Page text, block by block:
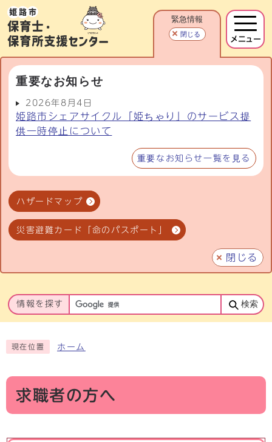
緊急情報
閉じる
重要なお知らせ
2026年8月4日
姫路市シェアサイクル「姫ちゃり」のサービス提
供一時停止について
重要なお知らせ一覧を見る
ハザードマップ
災害避難カード「命のパスポート」
閉じる
メニュー
情報を探す 検索
現在位置 ホーム
求職者の方へ